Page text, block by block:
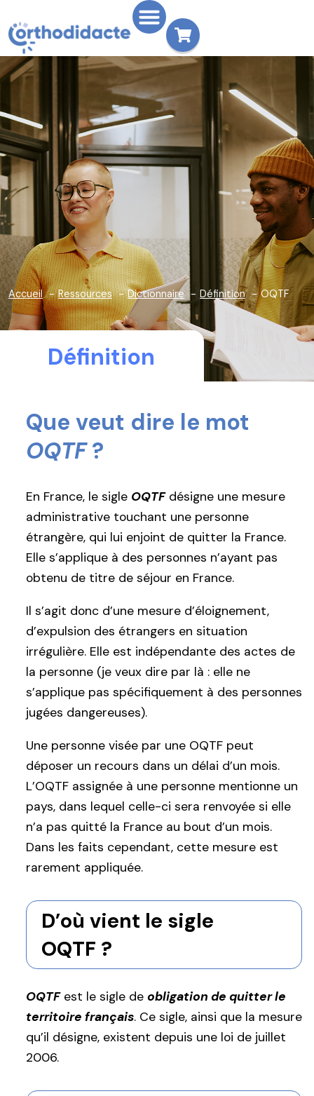
Accueil Ressources Dictionnaire Définition OQTF
Définition
Que veut dire le mot
OQTF?
En France, le sigle OQTFdésigne une mesure
administrative touchant une personne
étrangère, qui lui enjoint de quitter la France.
Elle s’applique à des personnes n’ayant pas
obtenu de titre de séjour en France.
Il s’agit donc d’une mesure d’éloignement,
d’expulsion des étrangers en situation
irrégulière. Elle est indépendante des actes de
la personne (je veux dire par là : elle ne
s’applique pas spécifiquement à des personnes
jugées dangereuses).
Une personne visée par une OQTF peut
déposer un recours dans un délai d’un mois.
L’OQTF assignée à une personne mentionne un
pays, dans lequel celle-ci sera renvoyée si elle
n’a pas quitté la France au bout d’un mois.
Dans les faits cependant, cette mesure est
rarement appliquée.
D’où vient le sigle
OQTF ?
OQTFest le sigle de obligation de quitter le
territoire français. Ce sigle, ainsi que la mesure
qu’il désigne, existent depuis une loi de juillet
2006.